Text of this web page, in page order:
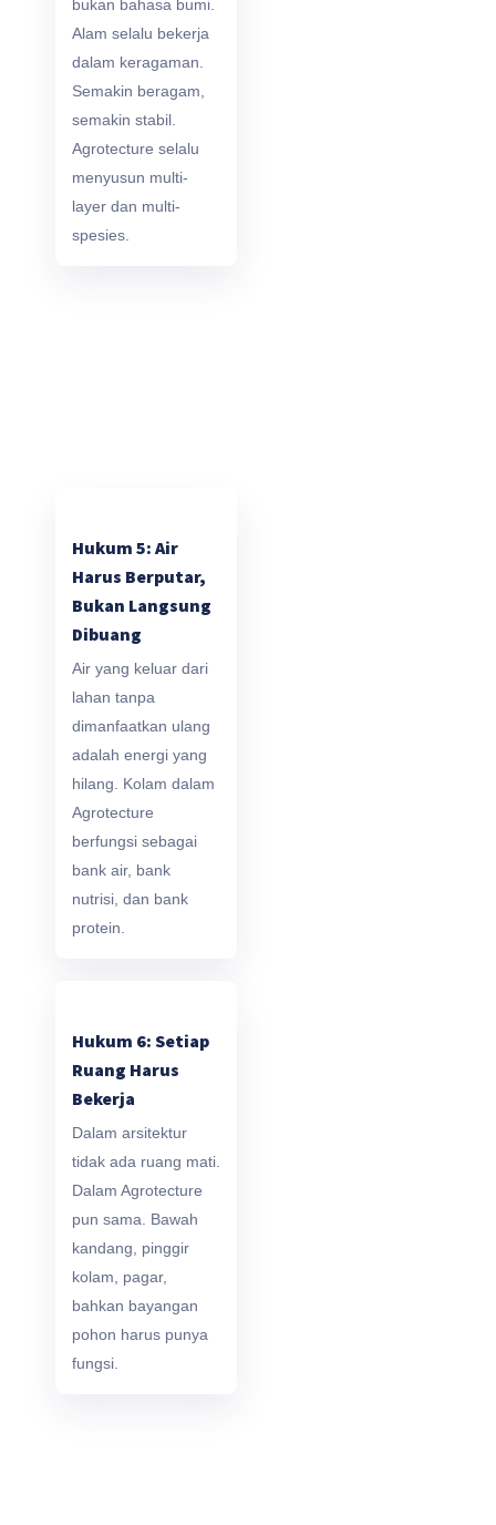
bukan bahasa bumi.
Alam selalu bekerja
dalam keragaman.
Semakin beragam,
semakin stabil.
Agrotecture selalu
menyusun multi-
layer dan multi-
spesies.
Hukum 5: Air
Harus Berputar,
Bukan Langsung
Dibuang
Air yang keluar dari
lahan tanpa
dimanfaatkan ulang
adalah energi yang
hilang. Kolam dalam
Agrotecture
berfungsi sebagai
bank air, bank
nutrisi, dan bank
protein.
Hukum 6: Setiap
Ruang Harus
Bekerja
Dalam arsitektur
tidak ada ruang mati.
Dalam Agrotecture
pun sama. Bawah
kandang, pinggir
kolam, pagar,
bahkan bayangan
pohon harus punya
fungsi.